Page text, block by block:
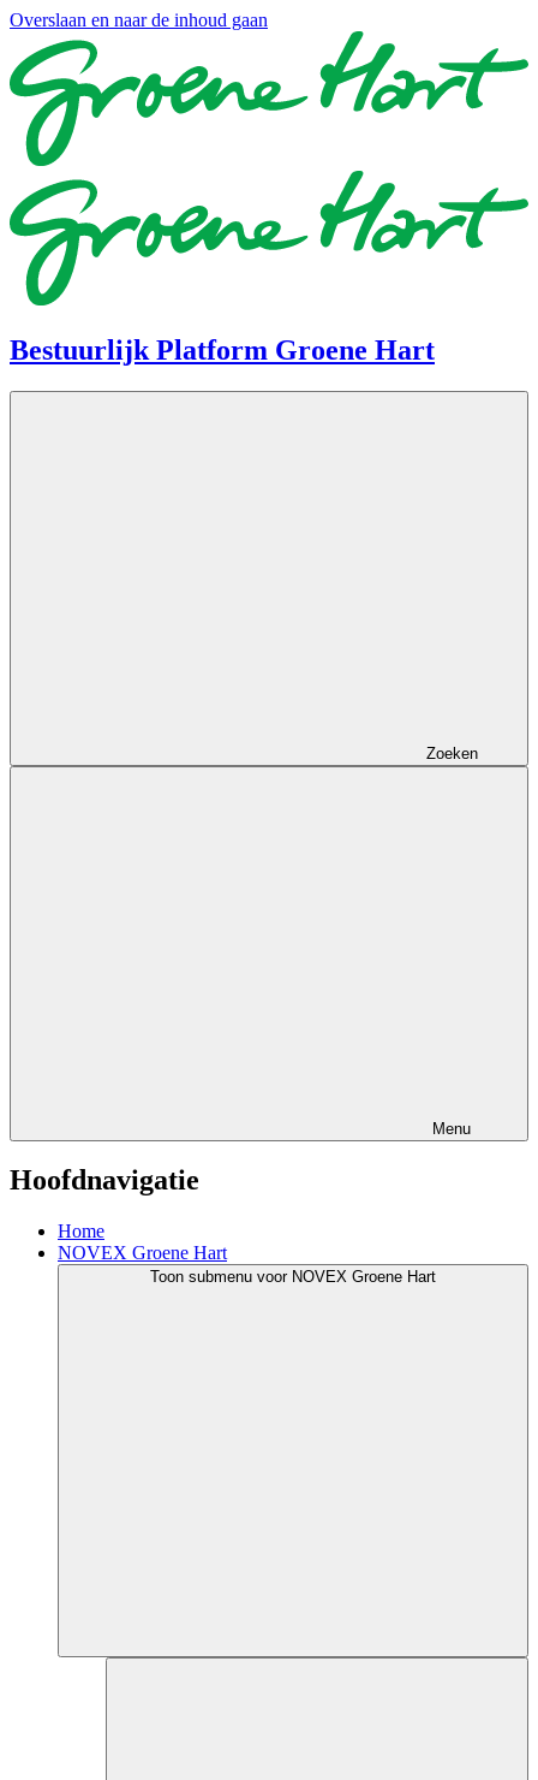
Overslaan en naar de inhoud gaan
Bestuurlijk Platform Groene Hart
Zoeken
Menu
Hoofdnavigatie
Home
NOVEX Groene Hart
Toon submenu voor NOVEX Groene Hart